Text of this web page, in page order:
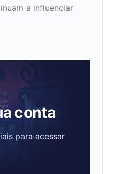
a influenciar
conta
para acessar